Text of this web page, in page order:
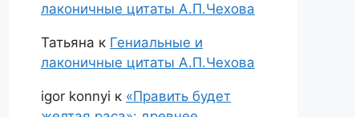
лаконичные цитаты А.П.Чехова
Татьяна к Гениальные и
лаконичные цитаты А.П.Чехова
igor konnyi к «Править будет